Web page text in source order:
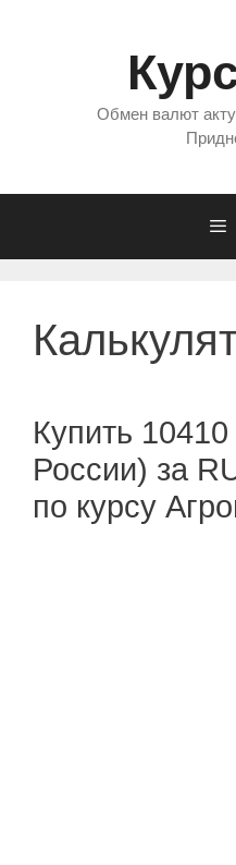
Обмен валют
Купить
России) за
по курсу